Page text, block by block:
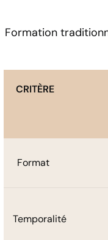
Formation
CRITÈRE
Format
Temporalité